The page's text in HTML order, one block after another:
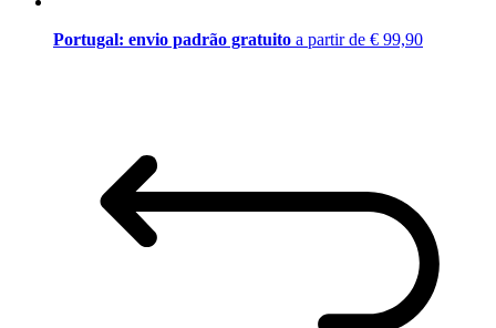
Portugal: envio padrão gratuito a partir de € 99,90